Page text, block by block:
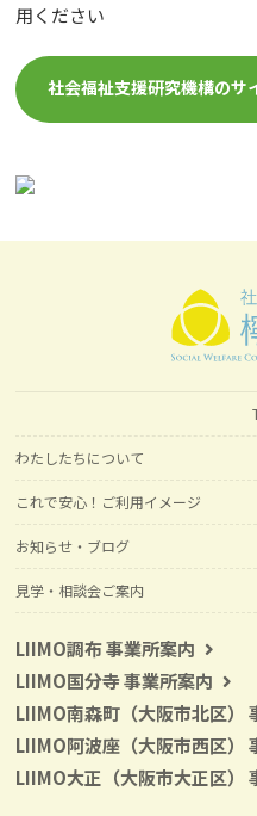
用ください
社会福祉支援研究機構のサ
わたしたちについて
これで安心！ご利用イメージ
お知らせ・ブログ
見学・相談会ご案内
LIIMO調布 事業所案内
LIIMO国分寺 事業所案内
LIIMO南森町（大阪市北区）
LIIMO阿波座（大阪市西区）
LIIMO大正（大阪市大正区）